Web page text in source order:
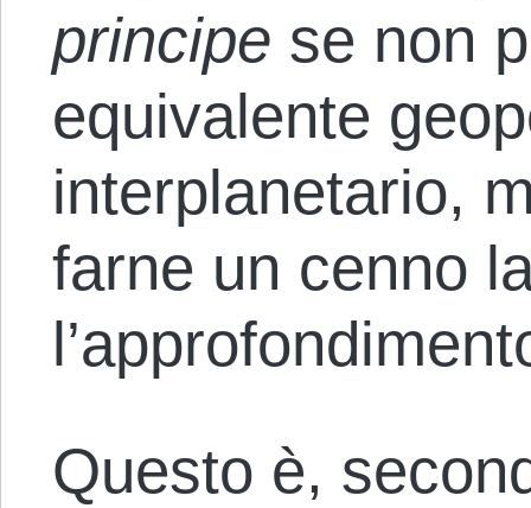
principe se non
equivalente
interplanetario,
farne un cenno
Questo è,